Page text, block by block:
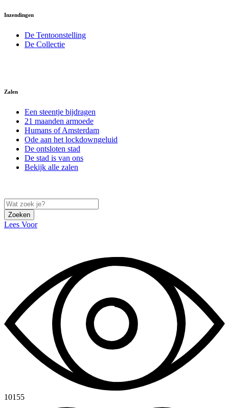
Inzendingen
De Tentoonstelling
De Collectie
Zalen
Een steentje bijdragen
21 maanden armoede
Humans of Amsterdam
Ode aan het lockdowngeluid
De ontsloten stad
De stad is van ons
Bekijk alle zalen
Zoeken
Lees Voor
10155